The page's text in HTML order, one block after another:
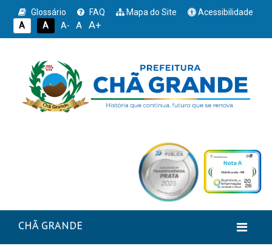
Glossário FAQ Mapa do Site
Acessibilidade
A
A A- A A+
CHÃ GRANDE